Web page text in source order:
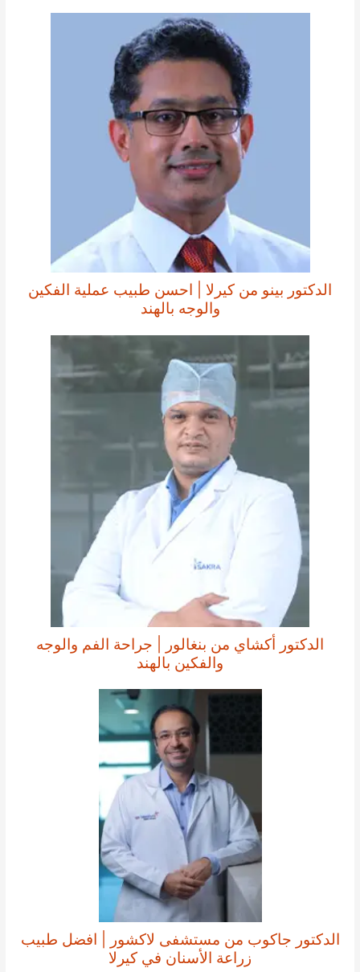
الدكتور بينو من كيرلا | احسن طبيب عملية الفكين
والوجه بالهند
الدكتور أكشاي من بنغالور | جراحة الفم والوجه
والفكين بالهند
الدكتور جاكوب من مستشفى لاكشور | افضل طبيب
زراعة الأسنان في كيرلا